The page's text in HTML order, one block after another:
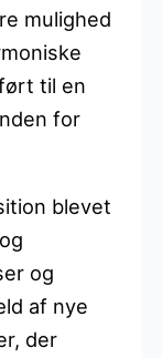
mulighed
til en
for
blevet
og
af nye
der